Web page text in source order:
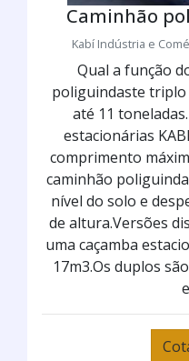
Caminhão
Kabí Indústria e
Qual a função
poliguindaste triplo
até 11
estacionárias
comprimento
caminhão
nível do solo e
de altura.Versões
uma caçamba
17m3.Os duplos